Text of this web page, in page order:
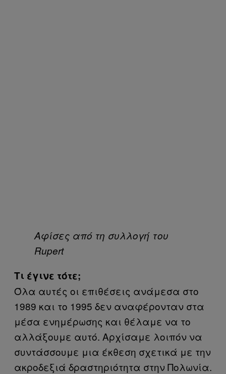
Aφίσες από τη συλλογή του
Rupert
Τι έγινε τότε;
Όλα αυτές οι επιθέσεις ανάμεσα στο
1989 και το 1995 δεν αναφέρονταν στα
μέσα ενημέρωσης και θέλαμε να το
αλλάξουμε αυτό. Αρχίσαμε λοιπόν να
συντάσσουμε μια έκθεση σχετικά με την
ακροδεξιά δραστηριότητα στην Πολωνία.